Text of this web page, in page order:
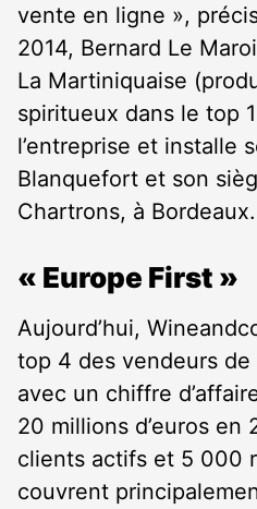
vente en ligne »,
2014, Bernard Le
La Martiniquaise
spiritueux dans le top
l’entreprise et installe
Blanquefort et son
Chartrons, à Bordeaux.
« Europe First »
Aujourd’hui,
top 4 des vendeurs
avec un chiffre
20 millions d’euros en
clients actifs et 5 000
couvrent